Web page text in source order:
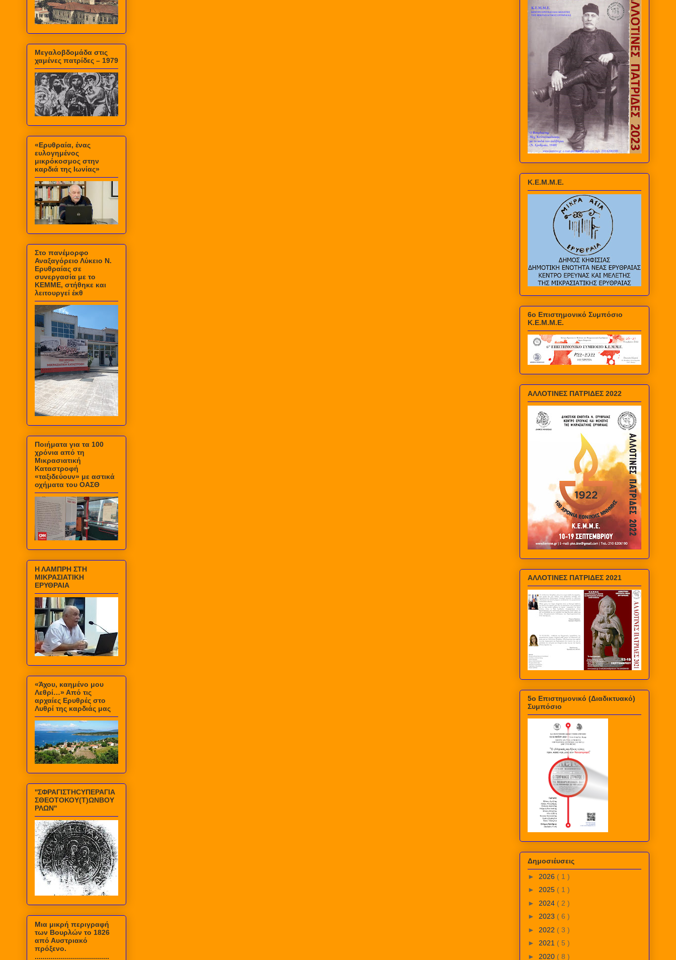
Μεγαλοβδομάδα στις
χαμένες πατρίδες – 1979
«Ερυθραία, ένας
ευλογημένος
μικρόκοσμος στην
καρδιά της Ιωνίας»
Στο πανέμορφο
Αναξαγόρειο Λύκειο Ν.
Ερυθραίας σε
συνεργασία με το
ΚΕΜΜΕ, στήθηκε και
λειτουργεί έκθ
Ποιήματα για τα 100
χρόνια από τη
Μικρασιατική
Καταστροφή
«ταξιδεύουν» με αστικά
οχήματα του ΟΑΣΘ
Η ΛΑΜΠΡΗ ΣΤΗ
ΜΙΚΡΑΣΙΑΤΙΚΗ
ΕΡΥΘΡΑΙΑ
«Άχου, καημένο μου
Λεθρί…» Από τις
αρχαίες Ερυθρές στο
Λυθρί της καρδιάς μας
''ΣΦΡΑΓΙΣΤΗCΥΠΕΡΑΓΙΑ
ΣΘΕΟΤΟΚΟΥ(Τ)ΩΝΒΟΥ
ΡΛΩΝ''
Mια μικρή περιγραφή
των Βουρλών το 1826
από Αυστριακό
πρόξενο.
.....................................
Κ.Ε.Μ.Μ.Ε.
6ο Επιστημονικό Συμπόσιο
Κ.Ε.Μ.Μ.Ε.
ΑΛΛΟΤΙΝΕΣ ΠΑΤΡΙΔΕΣ 2022
ΑΛΛΟΤΙΝΕΣ ΠΑΤΡΙΔΕΣ 2021
5ο Επιστημονικό (Διαδικτυακό)
Συμπόσιο
Δημοσιέυσεις
► 2026 ( 1 )
► 2025 ( 1 )
► 2024 ( 2 )
► 2023 ( 6 )
► 2022 ( 3 )
► 2021 ( 5 )
► 2020 ( 8 )